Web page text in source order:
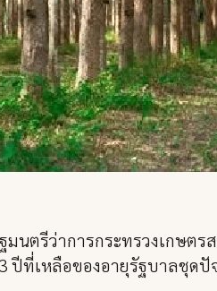
ตรีว่าการกระทรวงเกษตร
ปีที่เหลือของอายุรัฐบาลชุดปั